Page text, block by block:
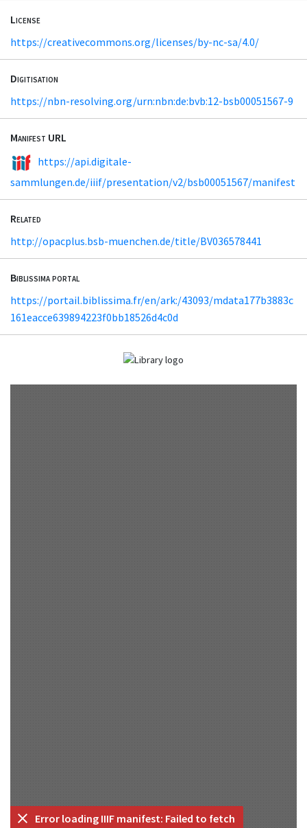
License
https://creativecommons.org/licenses/by-nc-sa/4.0/
Digitisation
https://nbn-resolving.org/urn:nbn:de:bvb:12-bsb00051567-9
Manifest URL
https://api.digitale-
sammlungen.de/iiif/presentation/v2/bsb00051567/manifest
Related
http://opacplus.bsb-muenchen.de/title/BV036578441
Biblissima portal
https://portail.biblissima.fr/en/ark:/43093/mdata177b3883c
161eacce639894223f0bb18526d4c0d
Error loading IIIF manifest: Failed to fetch